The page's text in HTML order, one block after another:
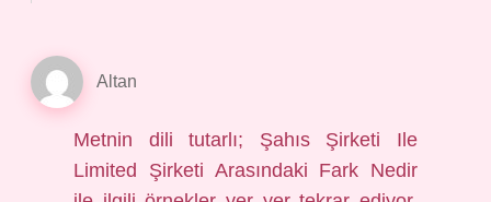
Altan
Metnin dili tutarlı; Şahıs Şirketi Ile
Limited Şirketi Arasındaki Fark Nedir